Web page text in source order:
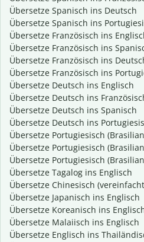
Übersetze Spanisch ins Deutsch
Übersetze Spanisch ins
Übersetze Französisch ins
Übersetze Französisch ins
Übersetze Französisch ins
Übersetze Französisch ins
Übersetze Deutsch ins Englisch
Übersetze Deutsch ins
Übersetze Deutsch ins Spanisch
Übersetze Deutsch ins
Übersetze Portugiesisch
Übersetze Portugiesisch
Übersetze Portugiesisch
Übersetze Tagalog ins Englisch
Übersetze Chinesisch
Übersetze Japanisch ins Englisch
Übersetze Koreanisch ins
Übersetze Malaiisch ins Englisch
Übersetze Englisch ins